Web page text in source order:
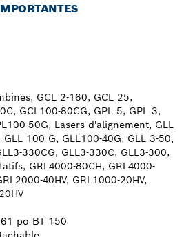
GCL 2-160, GCL 25,
GCL100-80CG, GPL 5, GPL 3,
50G, Lasers d'alignement, GLL
100 G, GLL100-40G, GLL 3-50,
330CG, GLL3-330C, GLL3-300,
GRL4000-80CH, GRL4000-
40HV, GRL1000-20HV,
po BT 150